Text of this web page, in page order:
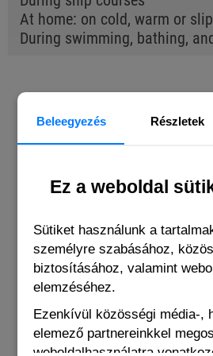
Beleegyezés Részletek
Ez a weboldal
Sütiket használunk a
személyre szabásához,
biztosításához, valamint
elemzéséhez.
Ezenkívül közösségi média-,
elemező partnereinkkel
weboldalhasználatra
At home: on cold, warm or
During swimming, bathing,
BOUGHT THE